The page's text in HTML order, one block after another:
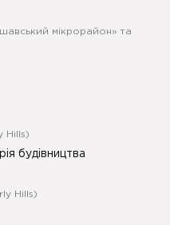
мікрорайон» та
Hills)
будівництва
Hills)